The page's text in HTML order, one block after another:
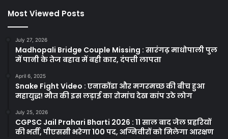
Most Viewed Posts
July 27, 2026
Madhopali Bridge Couple Missing : सारंगढ़ माधोपाली पुल
में पानी के तेज बहाव में बही कार, दंपत्ती लापता
April 6, 2025
Snake Fight Video : एनाकोंडा और मगरमच्छ की बीच हुआ
महायुद्ध! मौत की इस लड़ाई का रोमांच देख कांप उठे लोग
July 25, 2026
CGPSC Jail Prahari Bharti 2026 : 11 साल बाद जेल प्रहरियों
की भर्ती, पीएससी भरेगा 100 पद, अग्निवीरों को मिलेगा आरक्षण